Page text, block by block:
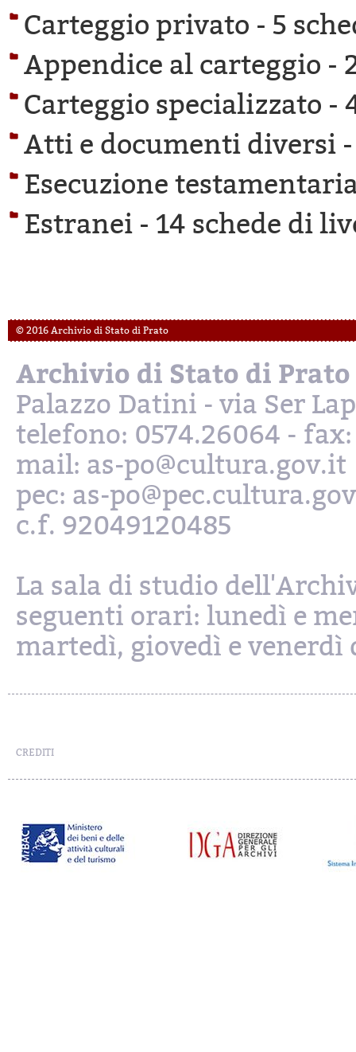
Carteggio privato - 5
Appendice al carteggio -
Carteggio specializzato -
Atti e documenti diversi
Esecuzione
Estranei - 14 schede di
© 2016 Archivio di Stato di Prato
Archivio di Stato di Prato
Palazzo Datini - via Ser
telefono: 0574.26064 - fax:
mail: as-po@cultura.gov.it
pec: as-
c.f. 92049120485
La sala di studio
seguenti orari: lunedì e
martedì, giovedì e venerdì
CREDITI